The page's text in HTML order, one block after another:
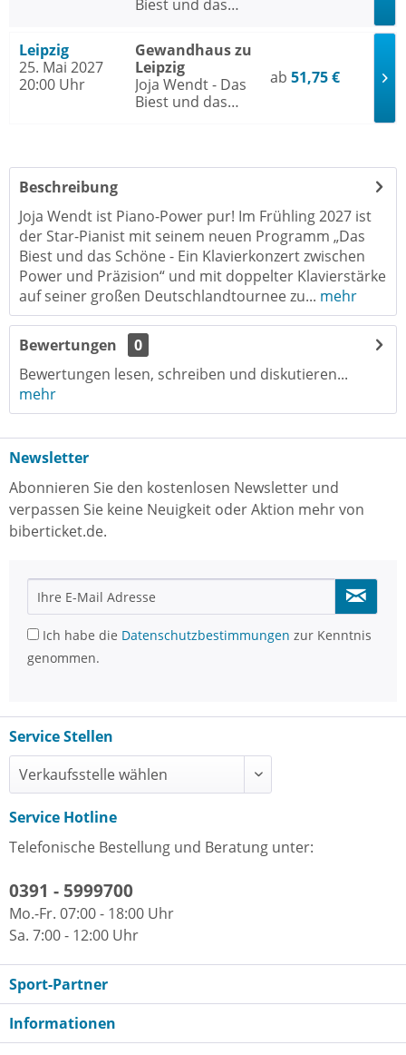
Biest und das
Klavierkonzert
zwischen Power
und Präzision
Leipzig
25. Mai 2027
20:00 Uhr
Gewandhaus zu
Leipzig
Joja Wendt - Das
Biest und das
und Präzision
ab 51,75 €
Beschreibung
Joja Wendt ist Piano-Power pur! Im Frühling 2027 ist
der Star-Pianist mit seinem neuen Programm „Das
Biest und das Schöne - Ein Klavierkonzert zwischen
Power und Präzision“ und mit doppelter Klavierstärke
auf seiner großen Deutschlandtournee zu... mehr
Bewertungen
0
Bewertungen lesen, schreiben und diskutieren...
mehr
Newsletter
Abonnieren Sie den kostenlosen Newsletter und
verpassen Sie keine Neuigkeit oder Aktion mehr von
biberticket.de.
Ich habe die Datenschutzbestimmungen zur Kenntnis
genommen.
Service Stellen
Service Hotline
Telefonische Bestellung und Beratung unter:
0391 - 5999700
Mo.-Fr. 07:00 - 18:00 Uhr
Sa. 7:00 - 12:00 Uhr
Sport-Partner
Informationen